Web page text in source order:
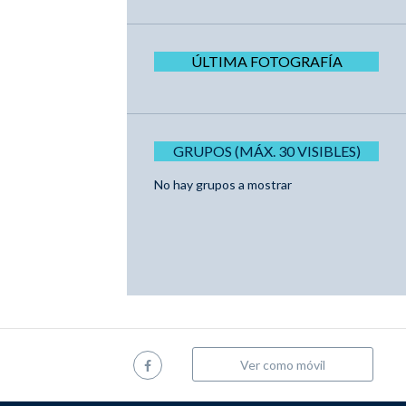
ÚLTIMA FOTOGRAFÍA
GRUPOS (MÁX. 30 VISIBLES)
No hay grupos a mostrar